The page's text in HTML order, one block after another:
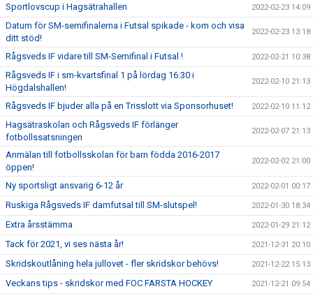
Sportlovscup i Hagsätrahallen 2022-02-23 14:09
Datum för SM-semifinalerna i Futsal spikade - kom och visa
ditt stöd!
2022-02-23 13:18
Rågsveds IF vidare till SM-Semifinal i Futsal ! 2022-02-21 10:38
Rågsveds IF i sm-kvartsfinal 1 på lördag 16.30 i
Högdalshallen!
2022-02-10 21:13
Rågsveds IF bjuder alla på en Trisslott via Sponsorhuset! 2022-02-10 11:12
Hagsätraskolan och Rågsveds IF förlänger
fotbollssatsningen
2022-02-07 21:13
Anmälan till fotbollsskolan för barn födda 2016-2017
öppen!
2022-02-02 21:00
Ny sportsligt ansvarig 6-12 år 2022-02-01 00:17
Ruskiga Rågsveds IF damfutsal till SM-slutspel! 2022-01-30 18:34
Extra årsstämma 2022-01-29 21:12
Tack för 2021, vi ses nästa år! 2021-12-31 20:10
Skridskoutlåning hela jullovet - fler skridskor behövs! 2021-12-22 15:13
Veckans tips - skridskor med FOC FARSTA HOCKEY 2021-12-21 09:54